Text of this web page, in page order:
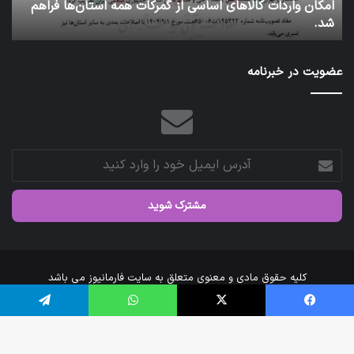
از گمرکات همه استان‌ها فراهم
رئیس
سازمان
عازم
کاروان اربعین سازمان غذا و
عتبات عالیات شد.
عضویت در خبرنامه
آدرس
ایمیل
خود
وارد
کلیه حقوق مادی و معنوی متعلق به سایت فارمانیوز می باشد
خانه
ارتباط با ما
فیس بوک X واتس آپ تلگرام